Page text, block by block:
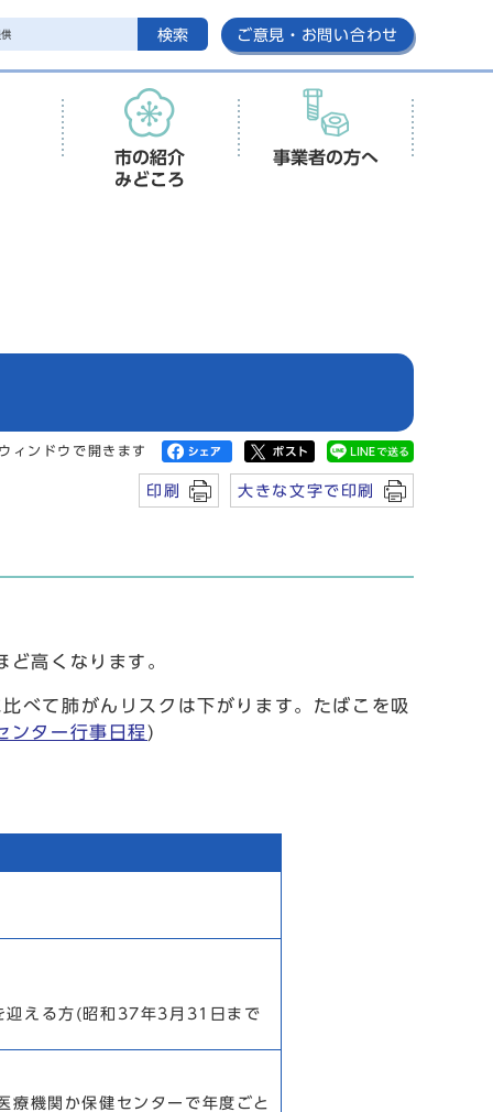
検索 ご意見・お問い合わせ
市の紹介
みどころ
事業者の方へ
ィンドウで開きます
印刷 大きな文字で印刷
高くなります。
べて肺がんリスクは下がります。たばこを吸
ンター行事日程 )
える方(昭和37年3月31日まで
機関か保健センターで年度ごと